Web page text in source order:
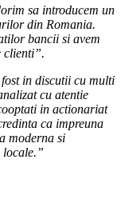
sa introducem un
din Romania.
bancii si avem
clienti”.
in discutii cu multi
cu atentie
in actionariat
ca impreuna
moderna si
locale.”